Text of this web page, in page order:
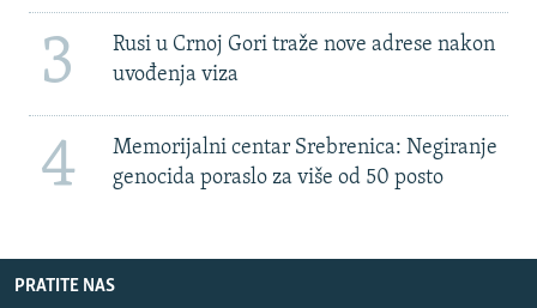
3
Rusi u Crnoj Gori traže nove adrese nakon
uvođenja viza
4
Memorijalni centar Srebrenica: Negiranje
genocida poraslo za više od 50 posto
PRATITE NAS